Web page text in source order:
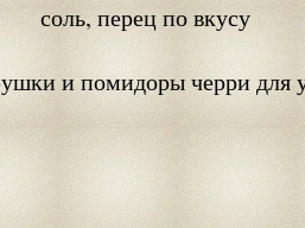
соль, перец по вкусу
и помидоры черри для